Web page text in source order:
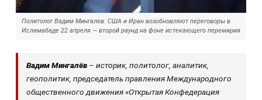
Политолог Вадим Мингалев: США и Иран возобновляют переговоры в
Исламабаде 22 апреля — второй раунд на фоне истекающего перемирия
Вадим Мингалёв – историк, политолог, аналитик,
геополитик, председатель правления Международного
общественного движения «Открытая Конфедерация